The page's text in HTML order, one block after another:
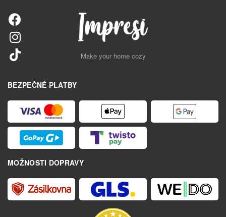
Make your home cozy
BEZPEČNÉ PLATBY
MOŽNOSTI DOPRAVY